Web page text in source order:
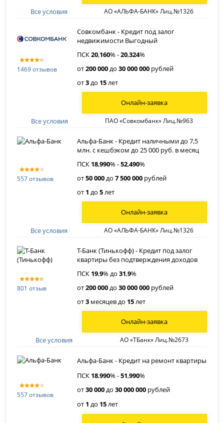
Все условия АО «АЛЬФА-БАНК» Лиц.№1326
1469 отзывов
Совкомбанк - Кредит под залог
недвижимости Выгодный
ПСК20,160% -20,324%
от200 000до30 000 000 рублей
от3до 15лет
Все условия ПАО «Совкомбанк» Лиц.№963
Онлайн-заявка
557 отзывов
Альфа-Банк - Кредит наличными до 7,5
млн. с кешбэком до 25 000 руб. в месяц
ПСК 18,990% -52,490%
от50 000до7 500 000 рублей
от 1 до5лет
Все условия АО «АЛЬФА-БАНК» Лиц.№1326
Онлайн-заявка
801 отзыв
Т-Банк (Тинькофф) - Кредит под залог
квартиры без подтверждения доходов
ПСК 19,9% до31,9%
от200 000до30 000 000 рублей
от3 месяцев до 15лет
Все условия АО «ТБанк» Лиц.№2673
Онлайн-заявка
557 отзывов
Альфа-Банк - Кредит на ремонт квартиры
ПСК 18,990% -51,990%
от30 000до30 000 000 рублей
от 1 до 15лет